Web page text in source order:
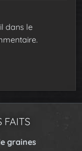
dans le
FAITS
graines